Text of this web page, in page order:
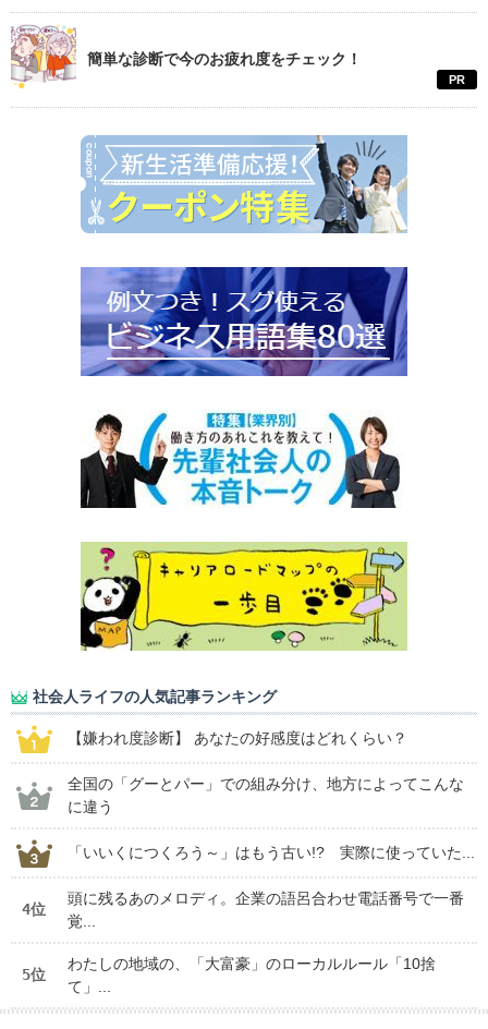
簡単な診断で今のお疲れ度をチェック！
PR
社会人ライフの人気記事ランキング
【嫌われ度診断】 あなたの好感度はどれくらい？
全国の「グーとパー」での組み分け、地方によってこんな
に違う
「いいくにつくろう～」はもう古い!? 実際に使っていた...
4位
頭に残るあのメロディ。企業の語呂合わせ電話番号で一番
覚...
5位
わたしの地域の、「大富豪」のローカルルール「10捨
て」...